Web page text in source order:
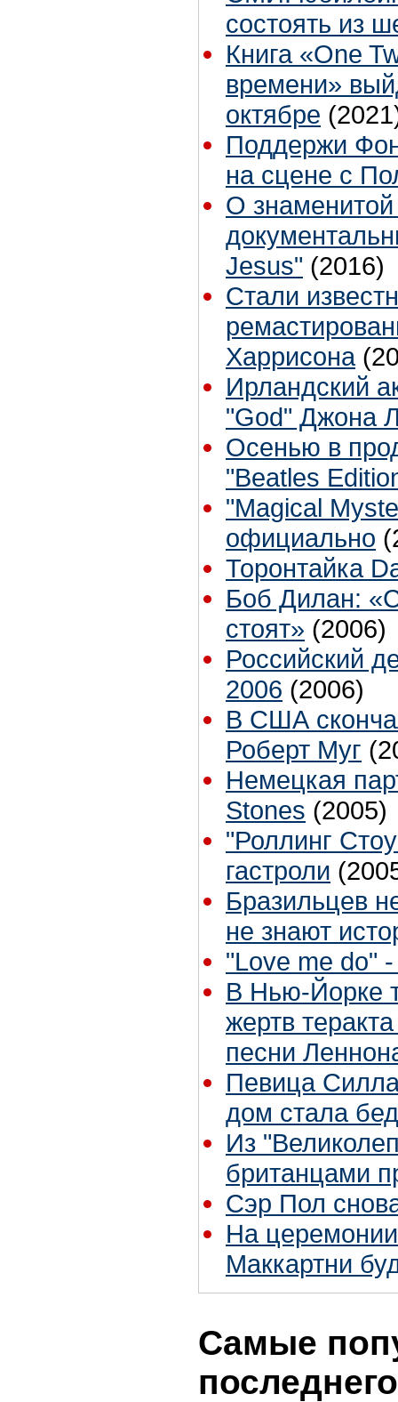
состоять из
Книга «One
времени»
октябре
Поддержи
на сцене с
О
Jesus" (2016)
Стали
Харрисона
Ирландский
"God" Джона
Осенью в
"Beatles
"Magical
официально
Торонтайка
Боб Дилан:
стоят» (2006)
Российский
2006 (2006)
В США
Роберт Муг
Немецкая
Stones (2005)
"Роллинг
гастроли
Бразильцев
не знают
"Love me do"
В Нью-Йорке
жертв
песни
Певица Силла
дом стала
Из
британцами
Сэр Пол
На
Маккартни
Самые